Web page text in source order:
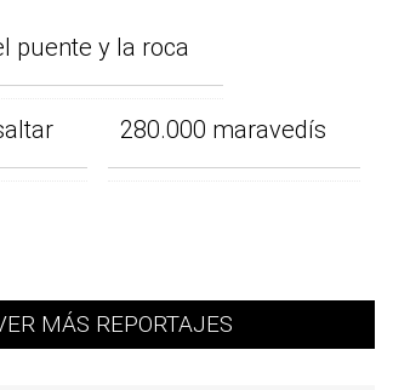
puente y la roca
280.000 maravedís
MÁS REPORTAJES